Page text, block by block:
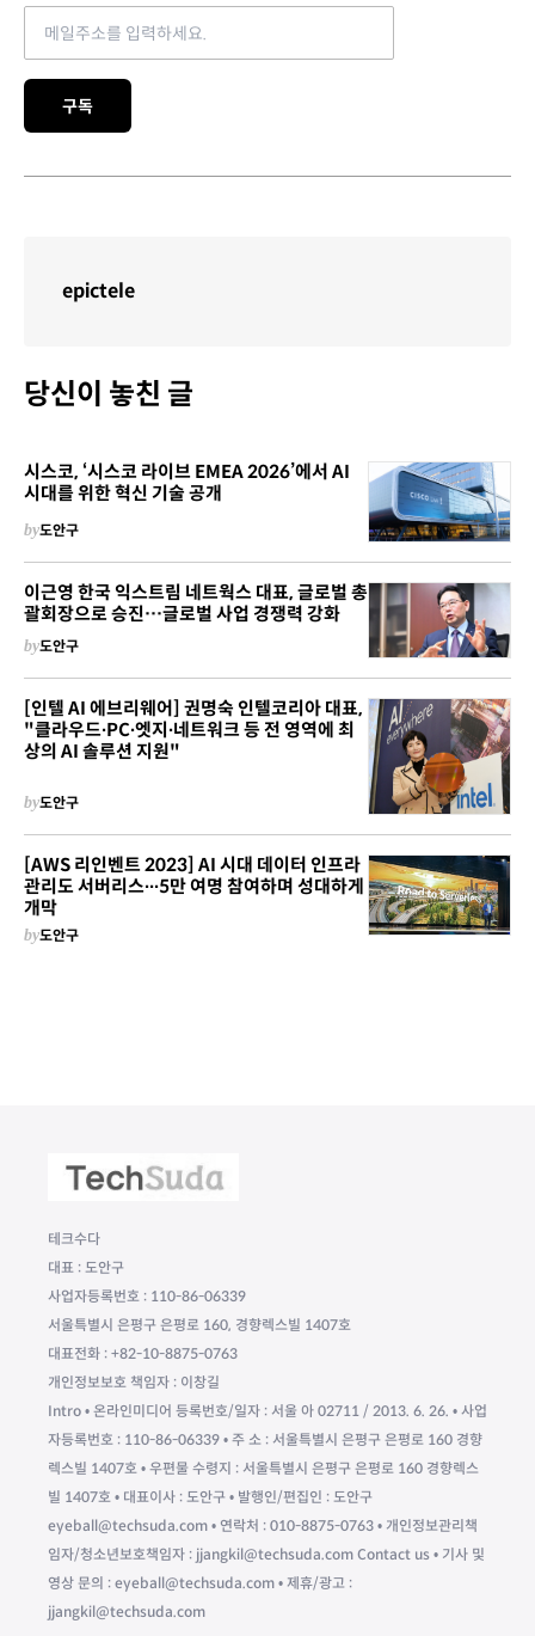
구독
epictele
당신이 놓친 글
시스코, ‘시스코 라이브 EMEA 2026’에서 AI
시대를 위한 혁신 기술 공개
by도안구
이근영 한국 익스트림 네트웍스 대표, 글로벌 총
괄회장으로 승진…글로벌 사업 경쟁력 강화
by도안구
[인텔 AI 에브리웨어] 권명숙 인텔코리아 대표,
"클라우드∙PC∙엣지∙네트워크 등 전 영역에 최
상의 AI 솔루션 지원"
by도안구
[AWS 리인벤트 2023] AI 시대 데이터 인프라
관리도 서버리스∙∙∙5만 여명 참여하며 성대하게
개막
by도안구
테크수다
대표 : 도안구
사업자등록번호 : 110-86-06339
서울특별시 은평구 은평로 160, 경향렉스빌 1407호
대표전화 : +82-10-8875-0763
개인정보보호 책임자 : 이창길
Intro • 온라인미디어 등록번호/일자 : 서울 아 02711 / 2013. 6. 26. • 사업
자등록번호 : 110-86-06339 • 주 소 : 서울특별시 은평구 은평로 160 경향
렉스빌 1407호 • 우편물 수령지 : 서울특별시 은평구 은평로 160 경향렉스
빌 1407호 • 대표이사 : 도안구 • 발행인/편집인 : 도안구
eyeball@techsuda.com • 연락처 : 010-8875-0763 • 개인정보관리책
임자/청소년보호책임자 : jjangkil@techsuda.com Contact us • 기사 및
영상 문의 : eyeball@techsuda.com • 제휴/광고 :
jjangkil@techsuda.com